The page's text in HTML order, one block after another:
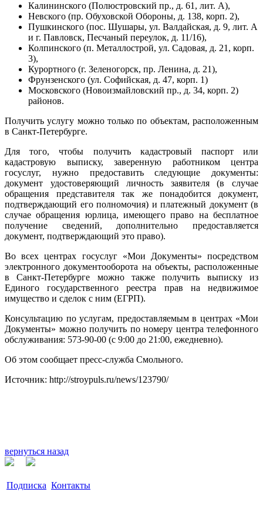
Калининского (Полюстровский пр., д. 61, лит. А),
Невского (пр. Обуховской Обороны, д. 138, корп. 2),
Пушкинского (пос. Шушары, ул. Валдайская, д. 9, лит. А
и г. Павловск, Песчаный переулок, д. 11/16),
Колпинского (п. Металлострой, ул. Садовая, д. 21, корп.
3),
Курортного (г. Зеленогорск, пр. Ленина, д. 21),
Фрунзенского (ул. Софийская, д. 47, корп. 1)
Московского (Новоизмайловский пр., д. 34, корп. 2)
районов.
Получить услугу можно только по объектам, расположенным
в Санкт-Петербурге.
Для того, чтобы получить кадастровый паспорт или
кадастровую выписку, заверенную работником центра
госуслуг, нужно предоставить следующие документы:
документ удостоверяющий личность заявителя (в случае
обращения представителя так же понадобится документ,
подтверждающий его полномочия) и платежный документ (в
случае обращения юрлица, имеющего право на бесплатное
получение сведений, дополнительно предоставляется
документ, подтверждающий это право).
Во всех центрах госуслуг «Мои Документы» посредством
электронного документооборота на объекты, расположенные
в Санкт-Петербурге можно также получить выписку из
Единого государственного реестра прав на недвижимое
имущество и сделок с ним (ЕГРП).
Консультацию по услугам, предоставляемым в центрах «Мои
Документы» можно получить по номеру центра телефонного
обслуживания: 573-90-00 (с 9:00 до 21:00, ежедневно).
Об этом сообщает пресс-служба Смольного.
Источник: http://stroypuls.ru/news/123790/
вернуться назад
Подписка Контакты